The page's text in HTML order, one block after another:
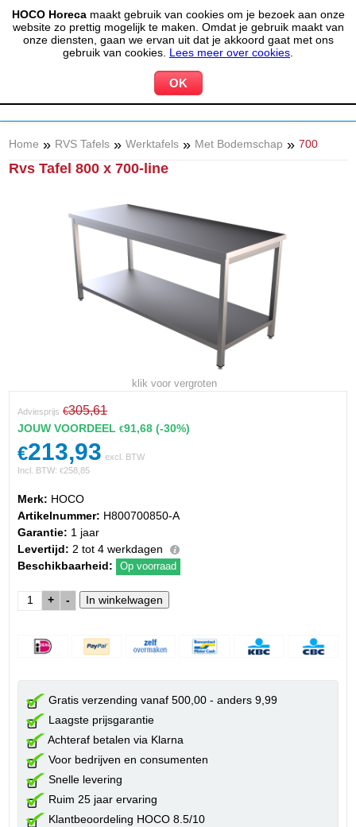
HOCO Horecamaakt gebruik van cookies om je bezoek aan onze
website zo prettig mogelijk te maken. Omdat je gebruik maakt van
onze diensten, gaan we ervan uit dat je akkoord gaat met ons
gebruik van cookies. Lees meer over cookies
(020) 497 6325 info@hocohoreca.nl
MIJN ACCOUNT 0 WINKELWAGEN
Home » RVS Tafels » Werktafels » Met Bodemschap » 700
Rvs Tafel 800 x 700-line
klik voor vergroten
Adviesprijs €305,61
JOUW VOORDEEL€91,68 (-30%)
€213,93 excl. BTW
Incl. BTW:€258,85
Merk: HOCO
Artikelnummer: H800700850-A
Garantie: 1 jaar
Levertijd: 2 tot 4 werkdagen
Beschikbaarheid:
Op voorraad
+ -
Gratis verzending vanaf 500,00 - anders 9,99
Laagste prijsgarantie
Achteraf betalen via Klarna
Voor bedrijven en consumenten
Snelle levering
Ruim 25 jaar ervaring
Klantbeoordeling HOCO 8.5/10